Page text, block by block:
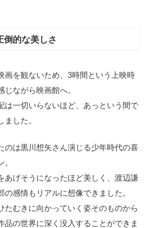
倒的な美しさ
画を観ないため、3時間という上映時
じながら映画館へ。
は一切いらないほど、あっという間で
ました。
のは黒川想矢さん演じる少年時代の喜
。
あげそうになったほど美しく、渡辺謙
の感情もリアルに想像できました。
たむきに向かっていく姿そのものから
品の世界に深く没入することができま